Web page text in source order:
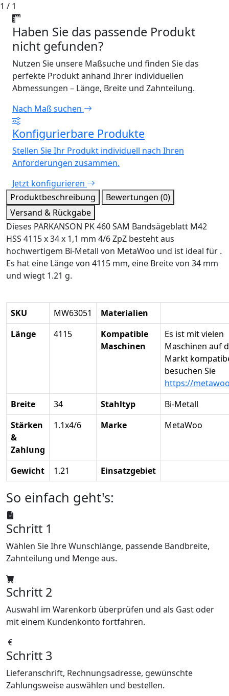
1 / 1
Haben Sie das passende Produkt
nicht gefunden?
Nutzen Sie unsere Maßsuche und finden Sie das
perfekte Produkt anhand Ihrer individuellen
Abmessungen – Länge, Breite und Zahnteilung.
Nach Maß suchen
Konfigurierbare Produkte
Stellen Sie Ihr Produkt individuell nach Ihren
Anforderungen zusammen.
Jetzt konfigurieren
Produktbeschreibung
Bewertungen (0)
Versand & Rückgabe
Dieses PARKANSON PK 460 SAM Bandsägeblatt M42
HSS 4115 x 34 x 1,1 mm 4/6 ZpZ besteht aus
hochwertigem Bi-Metall von MetaWoo und ist ideal für .
Es hat eine Länge von 4115 mm, eine Breite von 34 mm
und wiegt 1.21 g.
SKU MW63051
Materialien
Länge
4115
Kompatible
Maschinen
Es ist mit vielen
Maschinen auf
Markt
besuchen Sie
https://
Breite
34 Stahltyp
Bi-Metall
Stärken
&
Zahlung
1.1x4/6 Marke MetaWoo
Gewicht 1.21 Einsatzgebiet
So einfach geht's:
Schritt 1
Wählen Sie Ihre Wunschlänge, passende Bandbreite,
Zahnteilung und Menge aus.
Schritt 2
Auswahl im Warenkorb überprüfen und als Gast oder
mit einem Kundenkonto fortfahren.
Schritt 3
Lieferanschrift, Rechnungsadresse, gewünschte
Zahlungsweise auswählen und bestellen.